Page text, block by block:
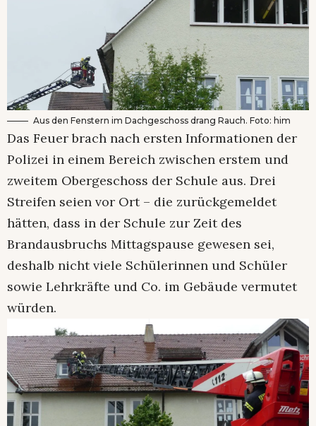
Aus den Fenstern im Dachgeschoss drang Rauch. Foto: him
Das Feuer brach nach ersten Informationen der
Polizei in einem Bereich zwischen erstem und
zweitem Obergeschoss der Schule aus. Drei
Streifen seien vor Ort – die zurückgemeldet
hätten, dass in der Schule zur Zeit des
Brandausbruchs Mittagspause gewesen sei,
deshalb nicht viele Schülerinnen und Schüler
sowie Lehrkräfte und Co. im Gebäude vermutet
würden.